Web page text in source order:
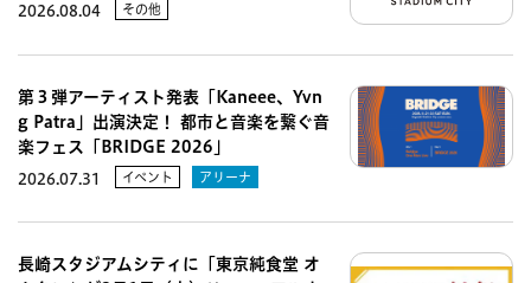
2026.08.04 その他
第３弾アーティスト発表「Kaneee、Yvn
g Patra」出演決定！ 都市と音楽を繋ぐ音
楽フェス「BRIDGE 2026」
2026.07.31 イベント アリーナ
長崎スタジアムシティに「東京純食堂 オ